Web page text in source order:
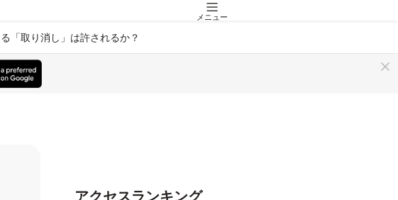
メニュー
「取り消し」は許されるか？
アクセスランキング